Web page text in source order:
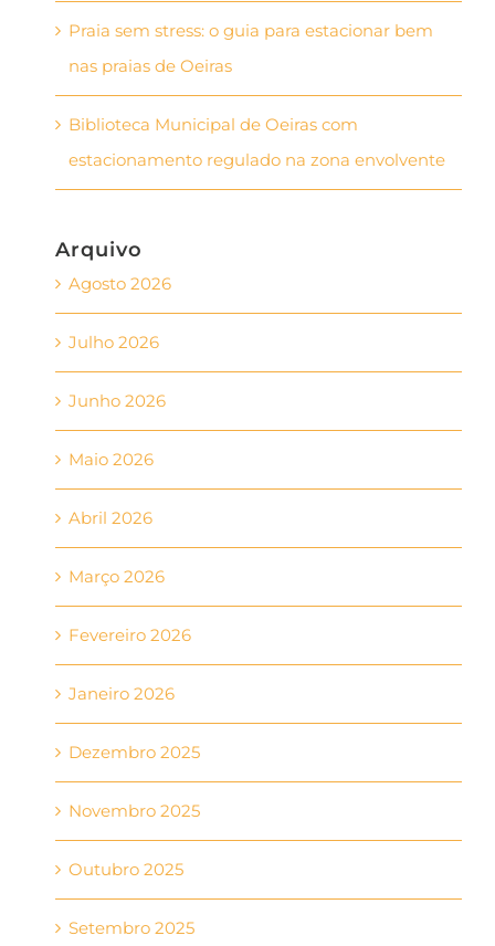
Praia sem stress: o guia para estacionar bem
nas praias de Oeiras
Biblioteca Municipal de Oeiras com
estacionamento regulado na zona envolvente
Arquivo
Agosto 2026
Julho 2026
Junho 2026
Maio 2026
Abril 2026
Março 2026
Fevereiro 2026
Janeiro 2026
Dezembro 2025
Novembro 2025
Outubro 2025
Setembro 2025